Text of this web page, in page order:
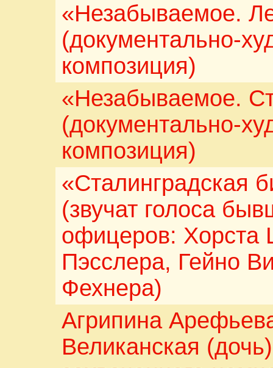
«Незабываемое.
(документально-
композиция)
«Незабываемое.
(документально-
композиция)
«Сталинградская
(звучат голоса
офицеров: Хорста
Пэсслера, Гейно
Фехнера)
Агрипина
Великанская